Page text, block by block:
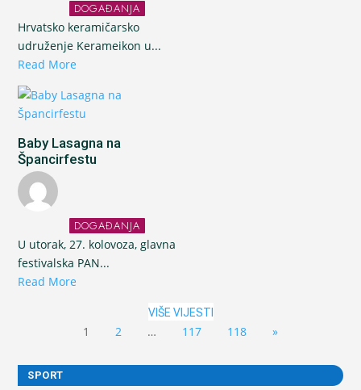
DOGAĐANJA
Hrvatsko keramičarsko
udruženje Kerameikon u...
Read More
Baby Lasagna na
Špancirfestu
DOGAĐANJA
U utorak, 27. kolovoza, glavna
festivalska PAN...
Read More
VIŠE VIJESTI
1 2 … 117 118 »
SPORT